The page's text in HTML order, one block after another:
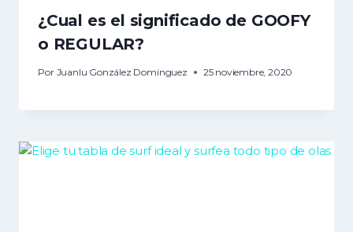
¿Cual es el significado de GOOFY
o REGULAR?
Por Juanlu González Dominguez 25 noviembre, 2020